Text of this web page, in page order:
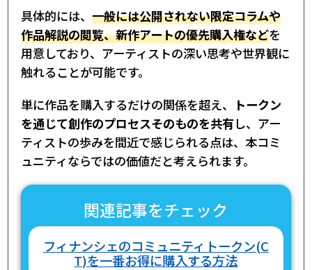
具体的には、 一般には公開されない限定コラムや
作品解説の閲覧、新作アートの優先購入権などを
用意しており、アーティストの深い思考や世界観に
触れることが可能です。
単に作品を購入するだけの関係を超え、
トークン
を通じて創作のプロセスそのものを共有し、アー
ティストの歩みを間近で感じられる点は、本コミ
ュニティならではの価値だと考えられます。
関連記事をチェック
フィナンシェのコミュニティトークン(C
T)を一番お得に購入する方法